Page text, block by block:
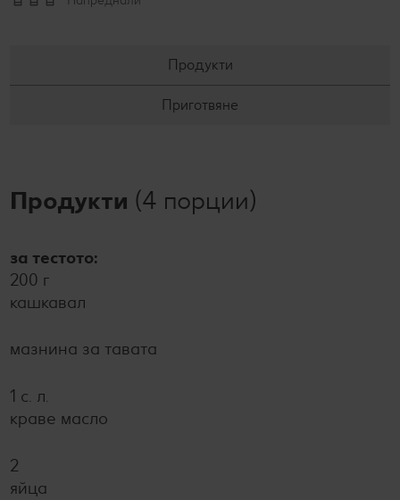
Продукти
Приготвяне
Продукти (4 порции)
за тестото:
200 г
кашкавал
мазнина за тавата
1 с. л.
краве масло
2
яйца